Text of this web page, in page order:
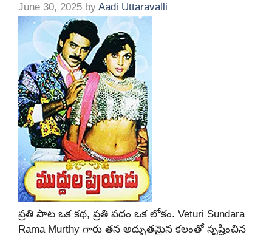
June 30, 2025 by Aadi Uttaravalli
ప్రతి పాట ఒక కథ, ప్రతి పదం ఒక లోకం. Veturi Sundara
Rama Murthy గారు తన అద్భుతమైన కలంతో సృష్టించిన